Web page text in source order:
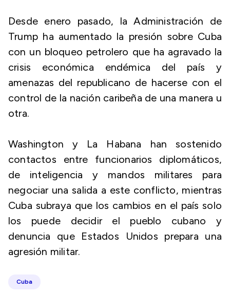
Desde enero pasado, la Administración de
Trump ha aumentado la presión sobre Cuba
con un bloqueo petrolero que ha agravado la
crisis económica endémica del país y
amenazas del republicano de hacerse con el
control de la nación caribeña de una manera u
otra.
Washington y La Habana han sostenido
contactos entre funcionarios diplomáticos,
de inteligencia y mandos militares para
negociar una salida a este conflicto, mientras
Cuba subraya que los cambios en el país solo
los puede decidir el pueblo cubano y
denuncia que Estados Unidos prepara una
agresión militar.
Cuba